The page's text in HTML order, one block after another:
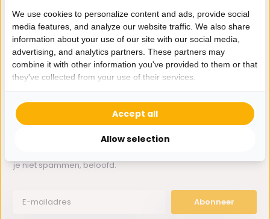
Whatsapp ons
0162-231130
klantenservice@bazaaronline.nl
je niet spammen, beloofd.
Abonneer
We use cookies to personalize content and ads, provide social
media features, and analyze our website traffic. We also share
information about your use of our site with our social media,
advertising, and analytics partners. These partners may
combine it with other information you've provided to them or that
they've collected from your use of their services.
Allow selection
Accept all